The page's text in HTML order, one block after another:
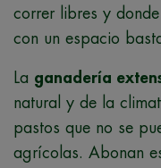
correr libres y
con un espacio
La ganadería
natural y de la
pastos que no se
agrícolas. Abonan